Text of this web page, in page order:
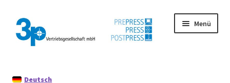
Zur
Navigation
springen
Zum
Inhalt
springen
Menü
Deutsch